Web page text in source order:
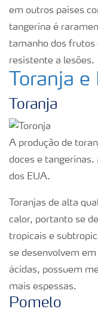
em outros países
tangerina é
tamanho dos frutos
resistente a lesões.
Toranja
Toranja
A produção de
doces e
dos EUA.
Toranjas de alta
calor, portanto se
tropicais e
se desenvolvem
ácidas, possuem
mais espessas.
Pomelo